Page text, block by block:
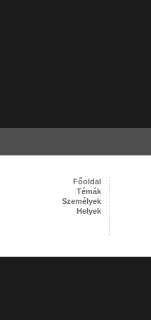
Főoldal
Témák
Személyek
Helyek